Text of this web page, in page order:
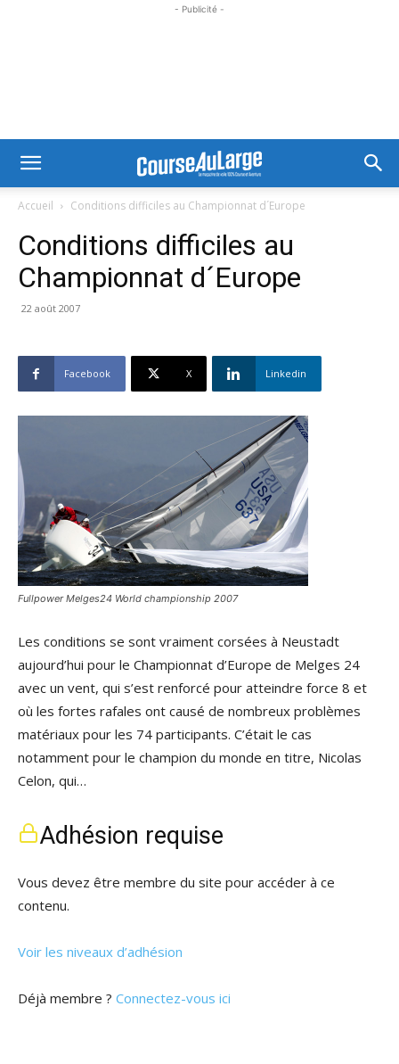
- Publicité -
Accueil Conditions difficiles au Championnat d´Europe
Conditions difficiles au
Championnat d´Europe
22 août 2007
Facebook X Linkedin
Fullpower Melges24 World championship 2007
Les conditions se sont vraiment corsées à Neustadt
aujourd’hui pour le Championnat d’Europe de Melges 24
avec un vent, qui s’est renforcé pour atteindre force 8 et
où les fortes rafales ont causé de nombreux problèmes
matériaux pour les 74 participants. C’était le cas
notamment pour le champion du monde en titre, Nicolas
Celon, qui…
Adhésion requise
Vous devez être membre du site pour accéder à ce
contenu.
Voir les niveaux d’adhésion
Déjà membre ? Connectez-vous ici